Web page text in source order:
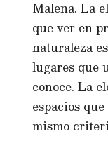
Malena. La
que ver en
naturaleza
lugares que
conoce. La
espacios
mismo